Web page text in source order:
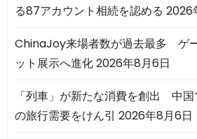
る87アカウント相続を認める 2026
ChinaJoy来場者数が過去最多 ゲ
ット展示へ進化2026年8月6日
「列車」が新たな消費を創出 中国
の旅行需要をけん引 2026年8月6日